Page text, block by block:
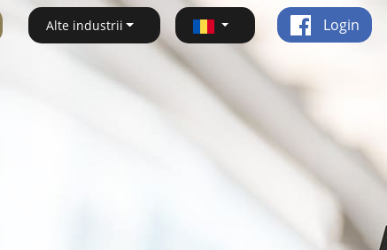
Alte industrii Login